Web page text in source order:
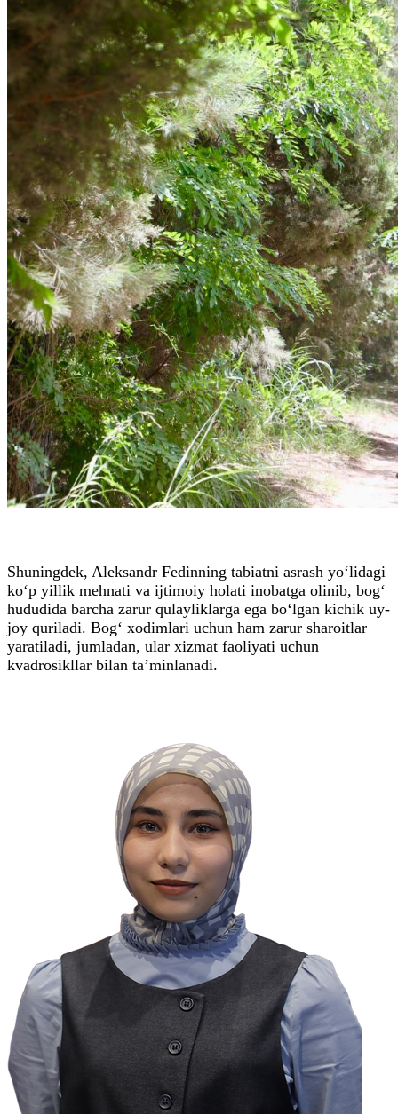
Shuningdek, Aleksandr Fedinning tabiatni asrash yo‘lidagi
ko‘p yillik mehnati va ijtimoiy holati inobatga olinib, bog‘
hududida barcha zarur qulayliklarga ega bo‘lgan kichik uy-
joy quriladi. Bog‘ xodimlari uchun ham zarur sharoitlar
yaratiladi, jumladan, ular xizmat faoliyati uchun
kvadrosikllar bilan ta’minlanadi.